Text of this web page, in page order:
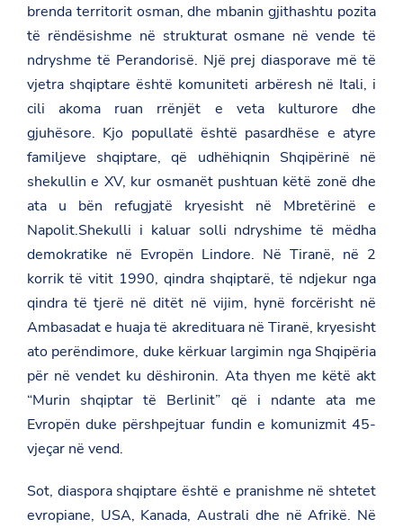
brenda territorit osman, dhe mbanin gjithashtu pozita
të rëndësishme në strukturat osmane në vende të
ndryshme të Perandorisë. Një prej diasporave më të
vjetra shqiptare është komuniteti arbëresh në Itali, i
cili akoma ruan rrënjët e veta kulturore dhe
gjuhësore. Kjo popullatë është pasardhëse e atyre
familjeve shqiptare, që udhëhiqnin Shqipërinë në
shekullin e XV, kur osmanët pushtuan këtë zonë dhe
ata u bën refugjatë kryesisht në Mbretërinë e
Napolit.Shekulli i kaluar solli ndryshime të mëdha
demokratike në Evropën Lindore. Në Tiranë, në 2
korrik të vitit 1990, qindra shqiptarë, të ndjekur nga
qindra të tjerë në ditët në vijim, hynë forcërisht në
Ambasadat e huaja të akredituara në Tiranë, kryesisht
ato perëndimore, duke kërkuar largimin nga Shqipëria
për në vendet ku dëshironin. Ata thyen me këtë akt
“Murin shqiptar të Berlinit” që i ndante ata me
Evropën duke përshpejtuar fundin e komunizmit 45-
vjeçar në vend.
Sot, diaspora shqiptare është e pranishme në shtetet
evropiane, USA, Kanada, Australi dhe në Afrikë. Në